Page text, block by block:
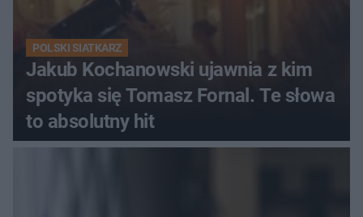
POLSKI SIATKARZ
Jakub Kochanowski ujawnia z kim
spotyka się Tomasz Fornal. Te słowa
to absolutny hit